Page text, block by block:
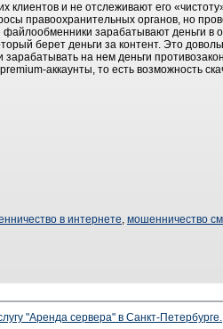
клиентов и не отслеживают его
правоохранительных органов, но
зарабатывают деньги в
берет деньги за контент. Это
на нем деньги
аккаунты, то есть возможность
в интернете, мошенничество
"Аренда сервера" в Санкт-Петербурге.